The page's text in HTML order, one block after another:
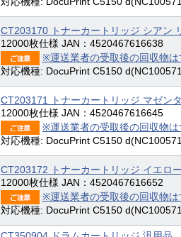
CT203170 トナーカートリッジ シアン
12000枚仕様 JAN：4520467616638
※運送業者の受取後の回収物
対応機種: DocuPrint C5150
CT203171 トナーカートリッジ マゼン
12000枚仕様 JAN：4520467616645
※運送業者の受取後の回収物
対応機種: DocuPrint C5150
CT203172 トナーカートリッジ イエロ
12000枚仕様 JAN：4520467616652
※運送業者の受取後の回収物
対応機種: DocuPrint C5150